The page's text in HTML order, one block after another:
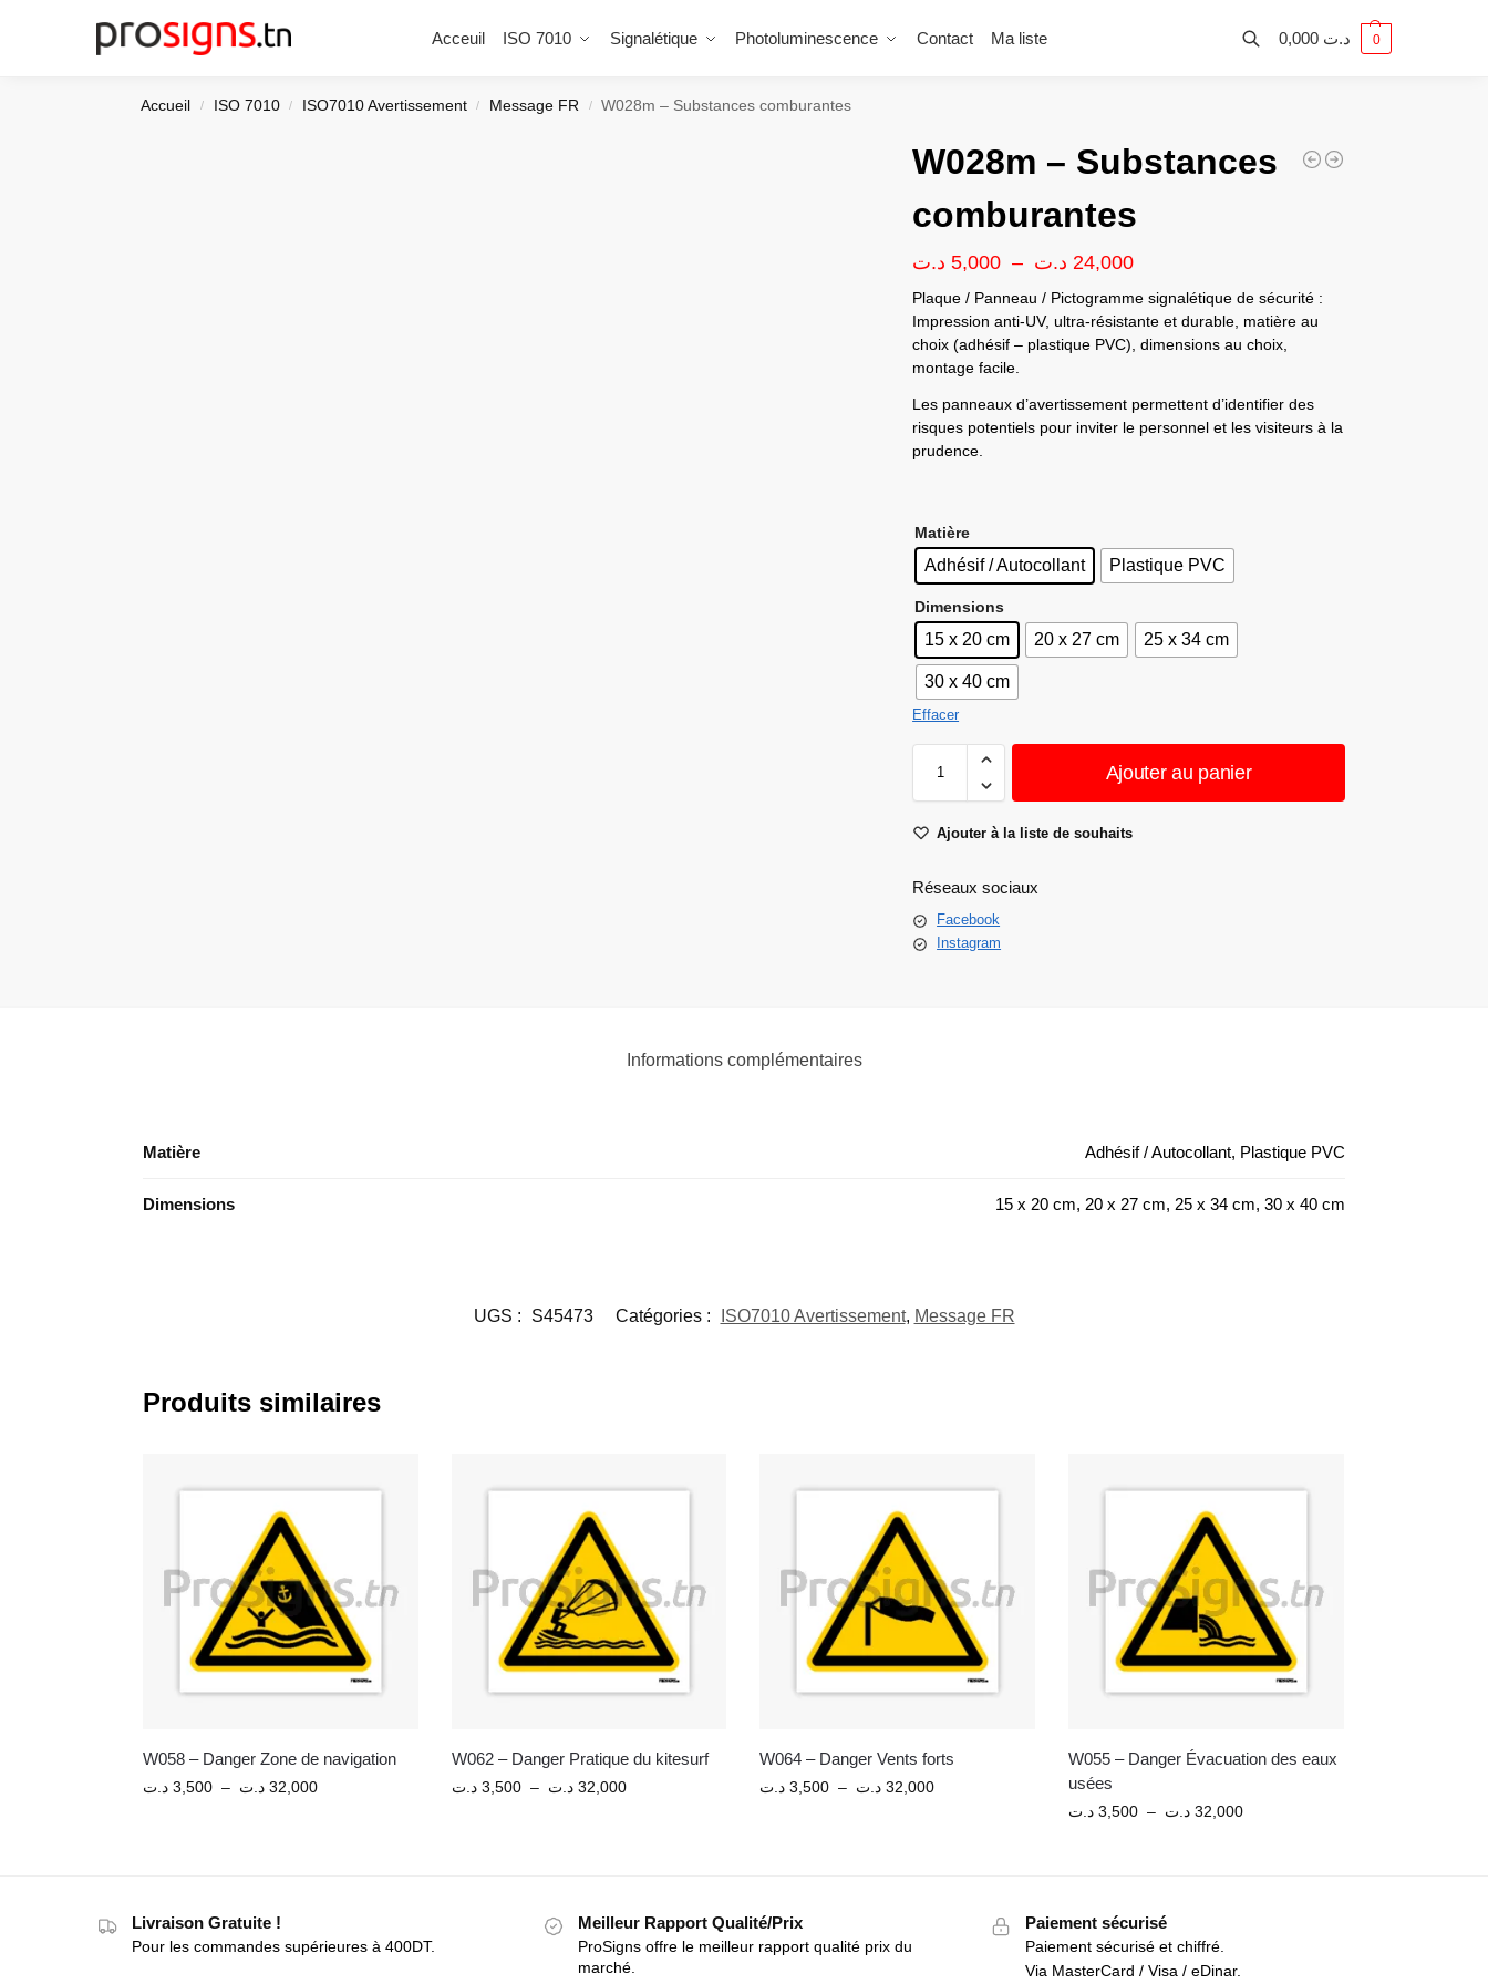
Acceuil ISO 7010 Signalétique Photoluminescence Contact Ma liste
Chercher 0,000 د.ت 0
Accueil / ISO 7010 / ISO7010 Avertissement / Message FR / W028m – Substances comburantes
W028m – Substances
comburantes
5,000 د.ت – 24,000 د.ت
Plaque / Panneau / Pictogramme signalétique de sécurité :
Impression anti-UV, ultra-résistante et durable, matière au
choix (adhésif – plastique PVC), dimensions au choix,
montage facile.
Les panneaux d’avertissement permettent d’identifier des
risques potentiels pour inviter le personnel et les visiteurs à la
prudence.
Matière
Adhésif / Autocollant Plastique PVC
Dimensions
15 x 20 cm 20 x 27 cm 25 x 34 cm
30 x 40 cm
Effacer
Ajouter au panier
Ajouter à la liste de souhaits
Réseaux sociaux
Facebook
Instagram
Informations complémentaires
Matière Adhésif / Autocollant, Plastique PVC
Dimensions 15 x 20 cm, 20 x 27 cm, 25 x 34 cm, 30 x 40 cm
UGS : S45473 Catégories : ISO7010 Avertissement, Message FR
Produits similaires
W058 – Danger Zone de navigation
3,500 د.ت – 32,000 د.ت
W062 – Danger Pratique du kitesurf
3,500 د.ت – 32,000 د.ت
W064 – Danger Vents forts
3,500 د.ت – 32,000 د.ت
W055 – Danger Évacuation des eaux
usées
3,500 د.ت – 32,000 د.ت
Livraison Gratuite !
Pour les commandes supérieures à 400DT.
Meilleur Rapport Qualité/Prix
ProSigns offre le meilleur rapport qualité prix du
marché.
Paiement sécurisé
Paiement sécurisé et chiffré.
Via MasterCard / Visa / eDinar.